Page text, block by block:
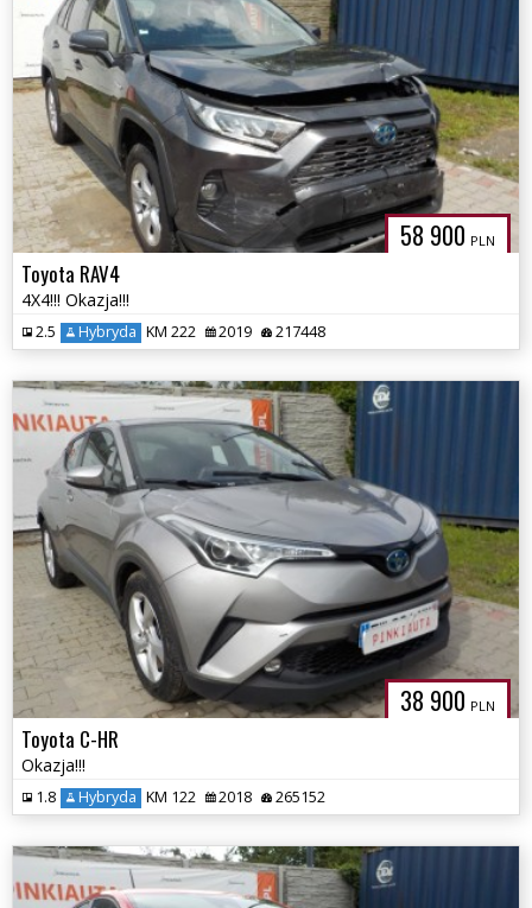
58 900 PLN
Toyota RAV4
4X4!!! Okazja!!!
2.5 Hybryda KM 222 2019 217448
38 900 PLN
Toyota C-HR
Okazja!!!
1.8 Hybryda KM 122 2018 265152